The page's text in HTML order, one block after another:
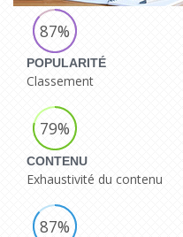
87%
POPULARITÉ
Classement
79%
CONTENU
Exhaustivité du contenu
87%